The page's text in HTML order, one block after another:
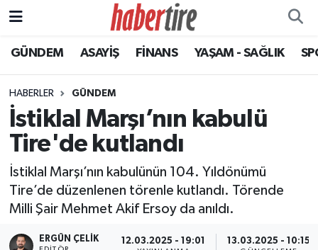
GÜNDEM ASAYİŞ FİNANS YAŞAM - SAĞLIK
HABERLER GÜNDEM
İstiklal Marşı’nın kabulü
Tire'de kutlandı
İstiklal Marşı’nın kabulünün 104. Yıldönümü
Tire’de düzenlenen törenle kutlandı. Törende
Milli Şair Mehmet Akif Ersoy da anıldı.
ERGÜN ÇELIK 12.03.2025 - 19:01 13.03.2025 - 10:15
Tire Nöbetçi Eczaneler
Tire Hava Durumu
Tire Trafik Yoğunluk Haritası
Tüm Manşetler
Son Dakika Haberleri